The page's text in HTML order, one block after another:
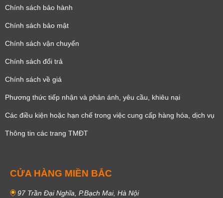
Chính sách bảo hành
Chính sách bảo mật
Chính sách vận chuyển
Chính sách đổi trả
Chính sách về giá
Phương thức tiếp nhận và phản ánh, yêu cầu, khiêu nại
Các điều kiện hoặc hạn chế trong việc cung cấp hàng hóa, dịch vụ
Thông tin các trang TMĐT
CỬA HÀNG MIỀN BẮC
97 Trần Đại Nghĩa, P.Bạch Mai, Hà Nội